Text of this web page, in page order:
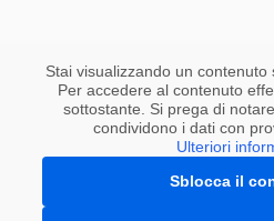
Stai visualizzando un contenuto
Per accedere al contenuto
sottostante. Si prega di
condividono i dati con
Ulteriori
Sblocca il